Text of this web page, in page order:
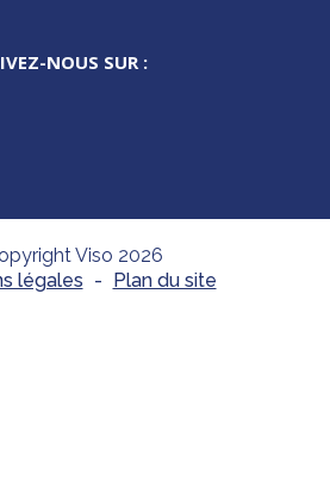
NOUS SUR :
Viso 2026
légales - Plan du site